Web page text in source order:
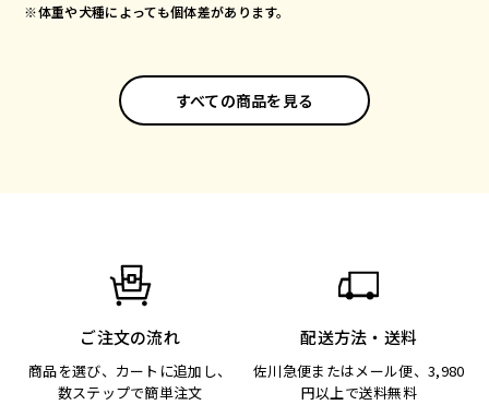
※体重や犬種によっても個体差があります。
すべての商品を見る
ご注文の流れ
商品を選び、カートに追加し、
数ステップで簡単注文
配送方法・送料
佐川急便またはメール便、3,980
円以上で送料無料